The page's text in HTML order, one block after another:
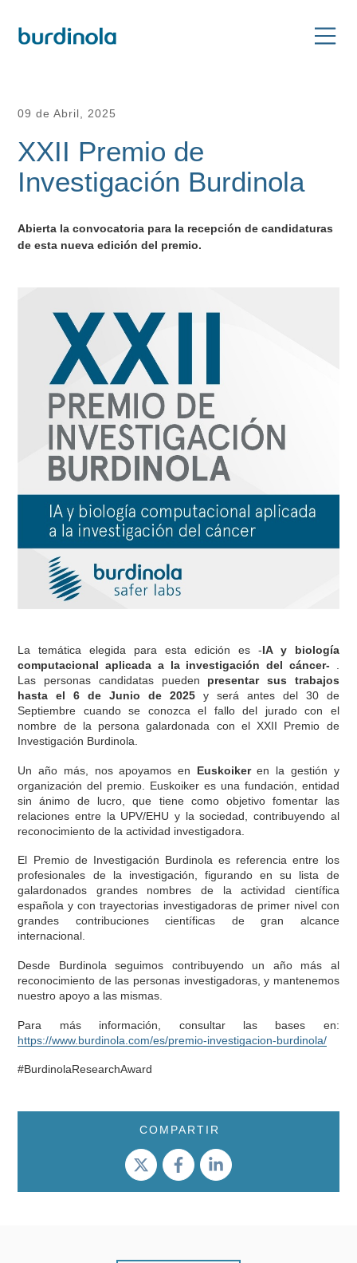
09 de Abril, 2025
XXII Premio de
Investigación Burdinola
Abierta la convocatoria para la recepción de candidaturas
de esta nueva edición del premio.
La temática elegida para esta edición es -IA y biología
computacional aplicada a la investigación del cáncer-
Las personas candidatas pueden presentar sus trabajos
hasta el 6 de Junio de 2025 y será antes del 30 de
Septiembre cuando se conozca el fallo del jurado con el
nombre de la persona galardonada con el XXII Premio de
Investigación Burdinola.
Un año más, nos apoyamos en Euskoikeren la gestión y
organización del premio. Euskoiker es una fundación, entidad
sin ánimo de lucro, que tiene como objetivo fomentar las
relaciones entre la UPV/EHU y la sociedad, contribuyendo al
reconocimiento de la actividad investigadora.
El Premio de Investigación Burdinola es referencia entre los
profesionales de la investigación, figurando en su lista de
galardonados grandes nombres de la actividad científica
española y con trayectorias investigadoras de primer nivel con
grandes contribuciones científicas de gran alcance
internacional.
Desde Burdinola seguimos contribuyendo un año más al
reconocimiento de las personas investigadoras, y mantenemos
nuestro apoyo a las mismas.
Para más información, consultar las bases en:
https://www.burdinola.com/es/premio-investigacion-burdinola/
#BurdinolaResearchAward
COMPARTIR